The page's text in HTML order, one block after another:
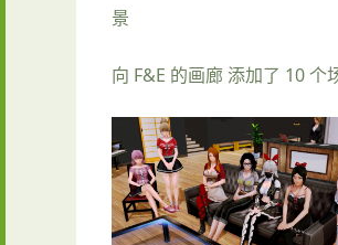
景
向 F&E 的画廊 添加了 10 个